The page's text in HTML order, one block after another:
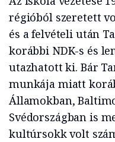
régióból szeretett
és a felvételi után
korábbi NDK-s és
utazhatott ki. Bár
munkája miatt
Államokban,
Svédországban is
kultúrsokk volt